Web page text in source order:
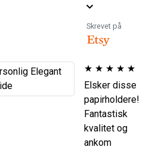
Skrevet på
★ ★ ★ ★ ★
Elsker disse
papirholdere!
Fantastisk
kvalitet og
ankom